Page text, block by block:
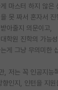
마스터 하지 않
못 짜서 혼자서
아줄지 의문이고,
학원 진학의 가능
게 그냥 무의미한
, 저는 꼭 인공지능
인지, 인턴을 지원